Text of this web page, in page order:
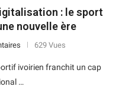
: le sport
nouvelle ère
629 Vues
ivoirien franchit un cap
…